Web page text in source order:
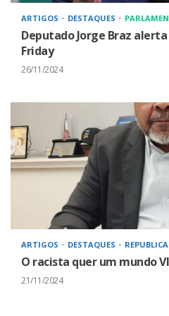
ARTIGOS DESTAQUES
Deputado Jorge Braz
Friday
26/11/2024
ARTIGOS DESTAQUES
O racista quer um mundo
21/11/2024